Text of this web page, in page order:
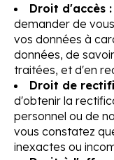
Droit d'accès :
demander de
vos données à
données, de
traitées, et d'en
Droit de
d'obtenir la
personnel ou de
vous constatez
inexactes ou